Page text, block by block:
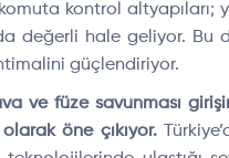
kontrol altyapıları;
değerli hale geliyor. Bu
güçlendiriyor.
ve füze savunması
öne çıkıyor.